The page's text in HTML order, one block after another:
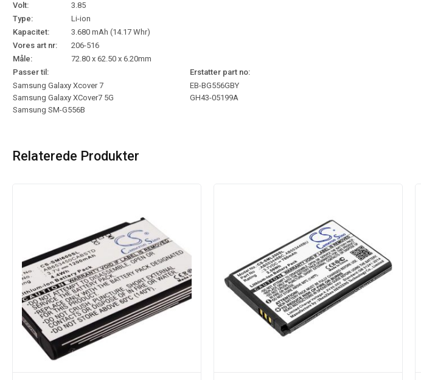
Volt:
3.85
Type:
Li-ion
Kapacitet:
3.680 mAh (14.17 Whr)
Vores art nr:
206-516
Måle:
72.80 x 62.50 x 6.20mm
Passer til:
Erstatter part no:
Samsung Galaxy Xcover 7
Samsung Galaxy XCover7 5G
Samsung SM-G556B
EB-BG556GBY
GH43-05199A
Relaterede Produkter